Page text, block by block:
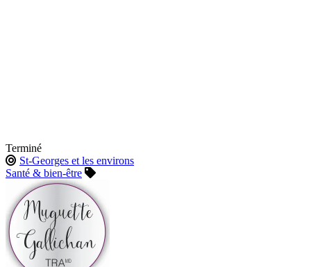
Terminé
St-Georges et les environs
Santé & bien-être